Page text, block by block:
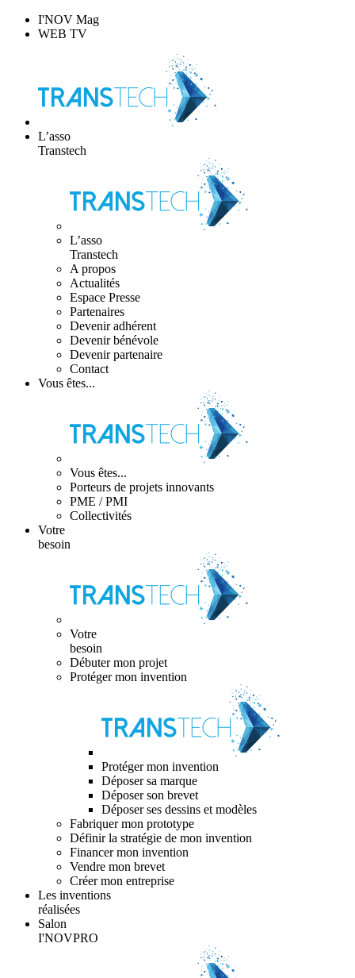
I'NOV Mag
WEB TV
L’asso
Transtech
L’asso
Transtech
A propos
Actualités
Espace Presse
Partenaires
Devenir adhérent
Devenir bénévole
Devenir partenaire
Contact
Vous êtes...
Vous êtes...
Porteurs de projets innovants
PME / PMI
Collectivités
Votre
besoin
Votre
besoin
Débuter mon projet
Protéger mon invention
Protéger mon invention
Déposer sa marque
Déposer son brevet
Déposer ses dessins et modèles
Fabriquer mon prototype
Définir la stratégie de mon invention
Financer mon invention
Vendre mon brevet
Créer mon entreprise
Les inventions
réalisées
Salon
I'NOVPRO